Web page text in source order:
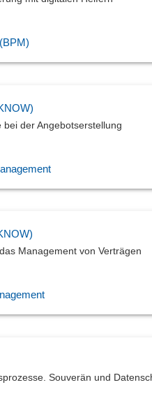
bei der Angebotserstellung
Management von Verträgen
Souverän und